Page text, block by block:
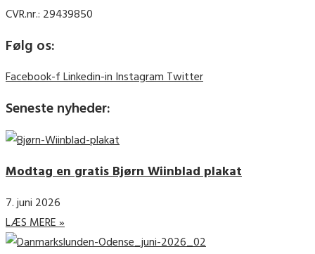
CVR.nr.: 29439850
Følg os:
Facebook-fLinkedin-inInstagramTwitter
Seneste nyheder:
Modtag en gratis Bjørn Wiinblad plakat
7. juni 2026
LÆS MERE »